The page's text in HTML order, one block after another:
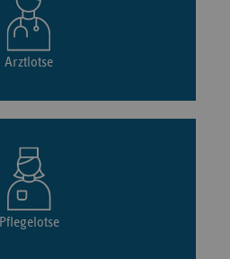
Arztlotse
Pflegelotse